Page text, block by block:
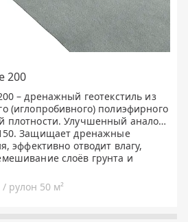
200
– дренажный геотекстиль из
(иглопробивного) полиэфирного
плотности. Улучшенный аналог
. Защищает дренажные
эффективно отводит влагу,
слоёв грунта и
строительстве, при
садовых дорожек, в
/ рулон 50 м²